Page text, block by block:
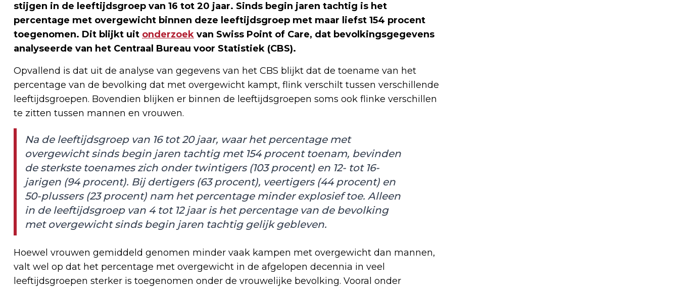
stijgen in de leeftijdsgroep van 16 tot 20 jaar. Sinds begin jaren tachtig is het
percentage met overgewicht binnen deze leeftijdsgroep met maar liefst 154 procent
toegenomen. Dit blijkt uit onderzoek van Swiss Point of Care, dat bevolkingsgegevens
analyseerde van het Centraal Bureau voor Statistiek (CBS).
Opvallend is dat uit de analyse van gegevens van het CBS blijkt dat de toename van het
percentage van de bevolking dat met overgewicht kampt, flink verschilt tussen verschillende
leeftijdsgroepen. Bovendien blijken er binnen de leeftijdsgroepen soms ook flinke verschillen
te zitten tussen mannen en vrouwen.
Na de leeftijdsgroep van 16 tot 20 jaar, waar het percentage met
overgewicht sinds begin jaren tachtig met 154 procent toenam, bevinden
de sterkste toenames zich onder twintigers (103 procent) en 12- tot 16-
jarigen (94 procent). Bij dertigers (63 procent), veertigers (44 procent) en
50-plussers (23 procent) nam het percentage minder explosief toe. Alleen
in de leeftijdsgroep van 4 tot 12 jaar is het percentage van de bevolking
met overgewicht sinds begin jaren tachtig gelijk gebleven.
Hoewel vrouwen gemiddeld genomen minder vaak kampen met overgewicht dan mannen,
valt wel op dat het percentage met overgewicht in de afgelopen decennia in veel
leeftijdsgroepen sterker is toegenomen onder de vrouwelijke bevolking. Vooral onder